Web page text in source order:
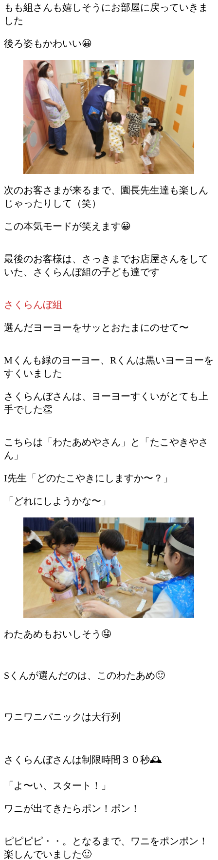
もも組さんも嬉しそうにお部屋に戻っていきま
した
後ろ姿もかわいい😀
次のお客さまが来るまで、園長先生達も楽しん
じゃったりして（笑）
この本気モードが笑えます😀
最後のお客様は、さっきまでお店屋さんをして
いた、さくらんぼ組の子ども達です
さくらんぼ組
選んだヨーヨーをサッとおたまにのせて〜
Mくんも緑のヨーヨー、Rくんは黒いヨーヨーを
すくいました
さくらんぼさんは、ヨーヨーすくいがとても上
手でした👏
こちらは「わたあめやさん」と「たこやきやさ
ん」
I先生「どのたこやきにしますか〜？」
「どれにしようかな〜」
わたあめもおいしそう🤤
Sくんが選んだのは、このわたあめ🙂
ワニワニパニックは大行列
さくらんぼさんは制限時間３０秒🕰️
「よ〜い、スタート！」
ワニが出てきたらポン！ポン！
ピピピピ・・。となるまで、ワニをポンポン！
楽しんでいました🙂